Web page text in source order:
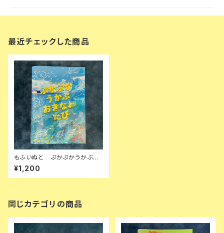
最近チェックした商品
もふいぬと ぷかぷかうかぶ
おきなわたび
¥1,200
同じカテゴリの商品